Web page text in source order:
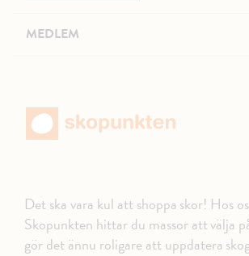
MEDLEM
Det ska vara kul att shoppa skor! Hos
Skopunkten hittar du massor att välja
gör det ännu roligare att uppdatera